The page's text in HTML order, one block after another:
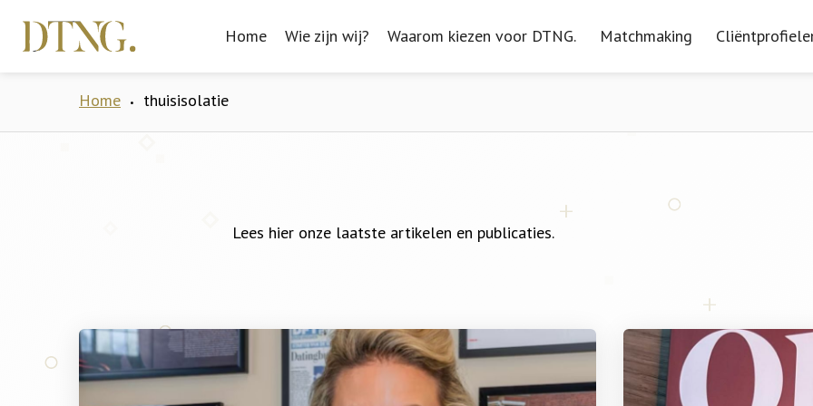
Home Wie zijn wij? Waarom kiezen voor DTNG. Matchmaking
Home Wie zijn wij? Waarom kiezen voor DTNG. Matchmaking
Home • thuisisolatie
Lees hier onze laatste artikelen en publicaties.